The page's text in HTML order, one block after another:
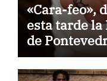
«Cara-feo»,
esta tarde
de